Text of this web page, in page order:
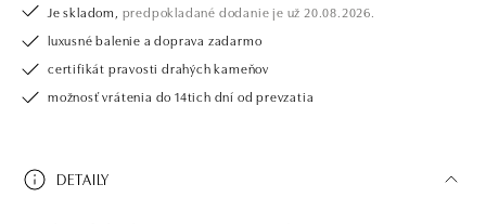
Je skladom, predpokladané dodanie je už 20.08.2026.
luxusné balenie a doprava zadarmo
certifikát pravosti drahých kameňov
možnosť vrátenia do 14tich dní od prevzatia
DETAILY